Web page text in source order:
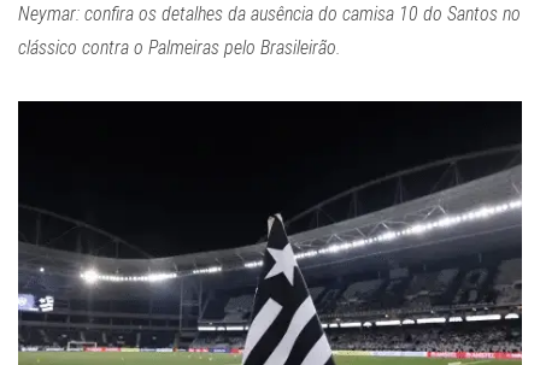
Neymar: confira os detalhes da ausência do camisa 10 do Santos no
clássico contra o Palmeiras pelo Brasileirão.